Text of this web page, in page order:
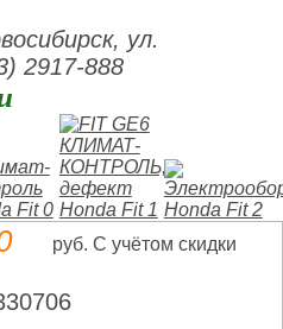
ул.
2917-888
руб. С учётом скидки